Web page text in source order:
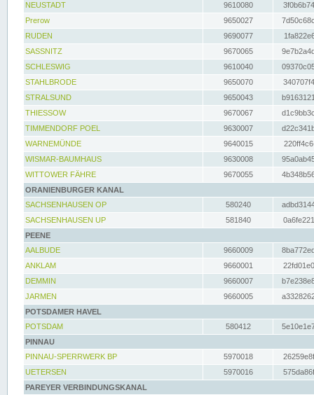
NEUSTADT
9610080
Prerow
9650027
RUDEN
9690077
SASSNITZ
9670065
SCHLESWIG
9610040
STAHLBRODE
9650070
STRALSUND
9650043
THIESSOW
9670067
TIMMENDORF POEL
9630007
WARNEMÜNDE
9640015
WISMAR-BAUMHAUS
9630008
WITTOWER FÄHRE
9670055
ORANIENBURGER KANAL
SACHSENHAUSEN OP
580240
SACHSENHAUSEN UP
581840
PEENE
AALBUDE
9660009
ANKLAM
9660001
DEMMIN
9660007
JARMEN
9660005
POTSDAMER HAVEL
POTSDAM
580412
PINNAU
PINNAU-SPERRWERK BP
5970018
UETERSEN
5970016
PAREYER VERBINDUNGSKANAL